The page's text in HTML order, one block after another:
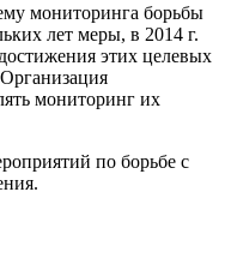
мониторинга борьбы
лет меры, в 2014 г.
этих целевых
мониторинг их
по борьбе с